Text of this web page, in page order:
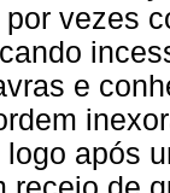
por vezes
e
logo após